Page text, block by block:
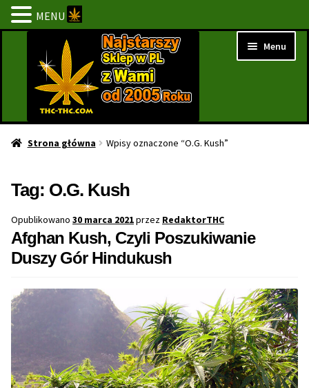
nawigacji
treści
Menu
Strona Główna
NOWOŚCI
PROMOCJE
PROMOCJE 1+1
NAJLEPSZE OKAZJE
PROMOCJA TYGODNIA
Strona główna Wpisy oznaczone “O.G. Kush”
Tag: O.G. Kush
Opublikowano 30 marca 2021przez RedaktorTHC
Afghan Kush, Czyli Poszukiwanie
Duszy Gór Hindukush
MENU